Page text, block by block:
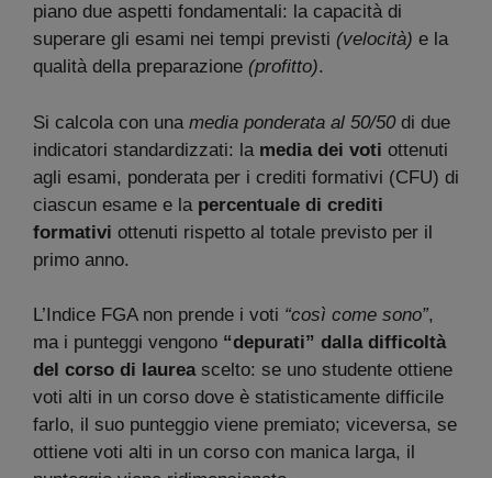
piano due aspetti fondamentali: la capacità di
superare gli esami nei tempi previsti (velocità) e la
qualità della preparazione (profitto).
Si calcola con una media ponderata al 50/50di due
indicatori standardizzati: la media dei voti ottenuti
agli esami, ponderata per i crediti formativi (CFU) di
ciascun esame e la percentuale di crediti
formativi ottenuti rispetto al totale previsto per il
primo anno.
L’Indice FGA non prende i voti “così come sono”,
ma i punteggi vengono “depurati” dalla difficoltà
del corso di laureascelto: se uno studente ottiene
voti alti in un corso dove è statisticamente difficile
farlo, il suo punteggio viene premiato; viceversa, se
ottiene voti alti in un corso con manica larga, il